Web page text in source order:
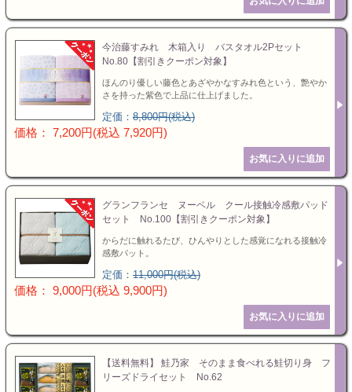
今治藤すみれ 木箱入り バスタオル2Pセット
No.80【割引きクーポン対象】
ほんのり優しい藤色とあざやかなすみれ色という、艶やか
さを持った紫色で上品に仕上げました。
定価： 8,800円(税込)
価格： 7,200円(税込 7,920円)
グランフランセ ヌーベル クール接触冷感敷パッド
セット No.100【割引きクーポン対象】
からだに触れるたび、ひんやりとした感覚になれる接触冷
感敷パット。
定価： 11,000円(税込)
価格： 9,000円(税込 9,900円)
【送料無料】 鮭乃家 そのまま食べれる鮭切り身 フ
リーズドライセット No.62